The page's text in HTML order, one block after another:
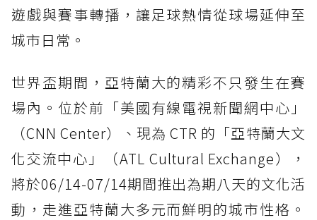
遊戲與賽事轉播，讓足球熱情從球場延伸至
城市日常。
世界盃期間，亞特蘭大的精彩不只發生在賽
場內。位於前「美國有線電視新聞網中心」
（CNN Center）、現為 CTR 的「亞特蘭大文
化交流中心」（ATL Cultural Exchange），
將於06/14-07/14期間推出為期八天的文化活
動，走進亞特蘭大多元而鮮明的城市性格。